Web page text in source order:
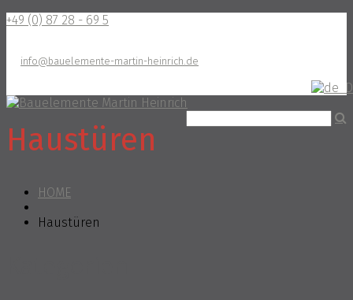
+49 (0) 87 28 - 69 5
info@bauelemente-martin-heinrich.de
Haustüren
HOME
Haustüren